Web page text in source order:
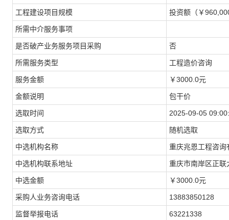
工程建设项目规模 投资额（￥
所需中介服务事项
是否破产业务服务项目采购 否
所需服务类型 工程造价咨询
服务金额 ￥3000.0元
金额说明 包干价
选取时间 2025-09-05
选取方式 随机选取
中选机构名称 重庆兆恩工程咨询
中选机构联系地址 重庆市南岸区正联
中选金额 ￥3000.0元
采购人业务咨询电话 13883850128
监督举报电话 63221338